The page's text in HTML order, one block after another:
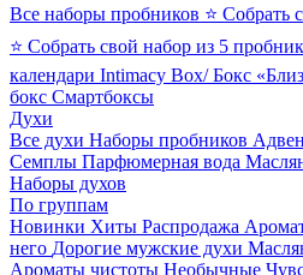
Все наборы пробников ⭐ Собрать
⭐ Собрать свой набор из 5
календари Intimacy Box/ Бокс
бокс Смартбоксы
Духи
Все духи Наборы пробников
Семплы Парфюмерная вода
Наборы духов
По группам
Новинки Хиты Распродажа
него Дорогие мужские духи
Ароматы чистоты Необычные